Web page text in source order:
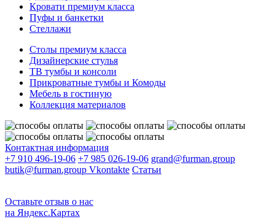
Кровати премиум класса
Пуфы и банкетки
Стеллажи
Столы премиум класса
Дизайнерские стулья
ТВ тумбы и консоли
Прикроватные тумбы и Комоды
Мебель в гостиную
Коллекция материалов
Контактная информация
+7 910 496-19-06 +7 985 026-19-06 grand@furman.group
butik@furman.group Vkontakte Статьи
Оставьте отзыв о нас
на Яндекс.Картах